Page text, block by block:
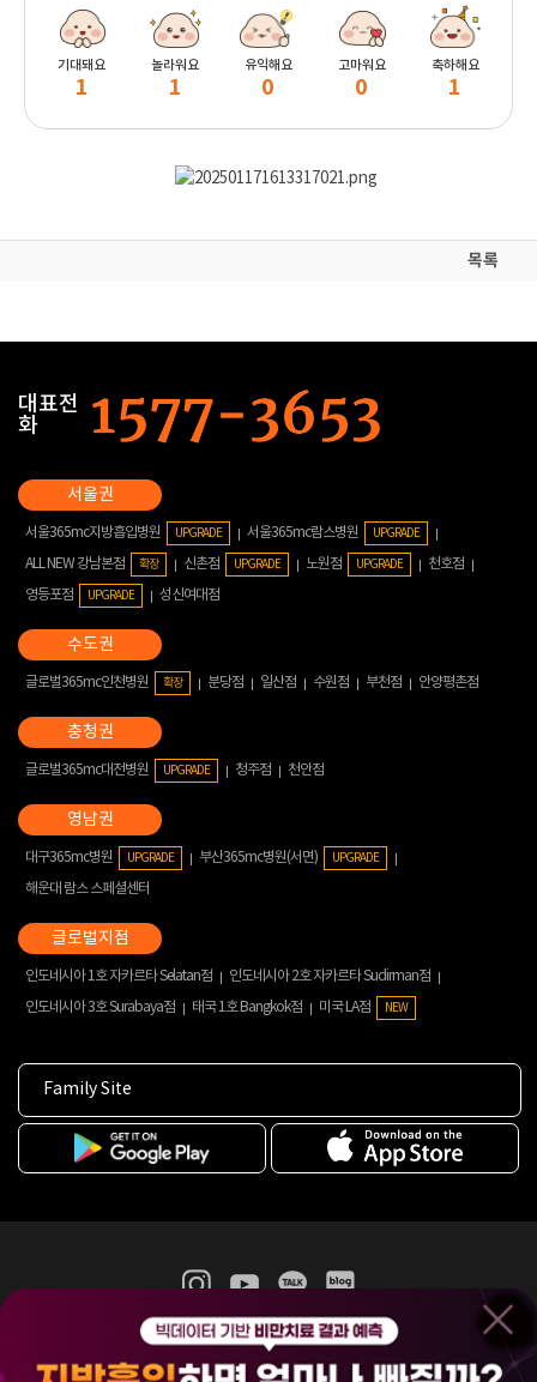
기대돼요
1
놀라워요
1
유익해요
0
고마워요
0
축하해요
1
목록
대표전
화
서울365mc지방흡입병원 UPGRADE 서울365mc람스병원 UPGRADE
ALL NEW 강남본점 확장 신촌점 UPGRADE 노원점 UPGRADE
천호점
영등포점
UPGRADE 성신여대점
글로벌365mc인천병원 확장 분당점 일산점 수원점 부천점 안양평촌점
글로벌365mc대전병원 UPGRADE 청주점 천안점
대구365mc병원 UPGRADE 부산365mc병원(서면) UPGRADE
해운대 람스 스페셜센터
인도네시아 1호 자카르타 Selatan점
인도네시아 2호 자카르타 Sudirman점
인도네시아 3호 Surabaya점
태국 1호 Bangkok점 미국 LA점 NEW
Family Site
365mc 병·의원 이용약관
홈페이지 이용약관
비급여진료수가